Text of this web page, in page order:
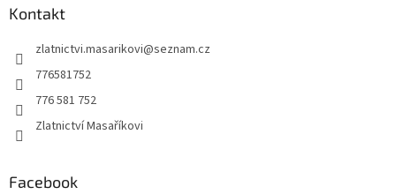
Kontakt
zlatnictvi.masarikovi@seznam.cz
776581752
776 581 752
Zlatnictví Masaříkovi
Facebook